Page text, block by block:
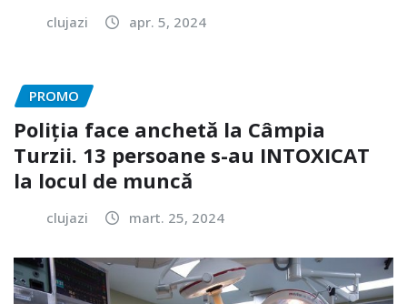
clujazi apr. 5, 2024
PROMO
Poliția face anchetă la Câmpia
Turzii. 13 persoane s-au INTOXICAT
la locul de muncă
clujazi mart. 25, 2024